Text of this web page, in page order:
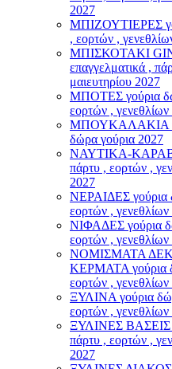
2027
ΜΠΙΖΟΥΤΙΕΡΕΣ
, εορτών ,
ΜΠΙΣΚΟΤΑΚΙ
επαγγελματικά ,
μαιευτηρίου 2027
ΜΠΟΤΕΣ γούρια
εορτών ,
ΜΠΟΥΚΑΛΑΚΙΑ
δώρα γούρια 2027
ΝΑΥΤΙΚΑ-
πάρτυ , εορτών ,
2027
ΝΕΡΑΙΔΕΣ γούρια
εορτών ,
ΝΙΦΑΔΕΣ γούρια
εορτών ,
ΝΟΜΙΣΜΑΤΑ
ΚΕΡΜΑΤΑ γούρια
εορτών ,
ΞΥΛΙΝΑ γούρια
εορτών ,
ΞΥΛΙΝΕΣ ΒΑΣΕΙΣ
πάρτυ , εορτών ,
2027